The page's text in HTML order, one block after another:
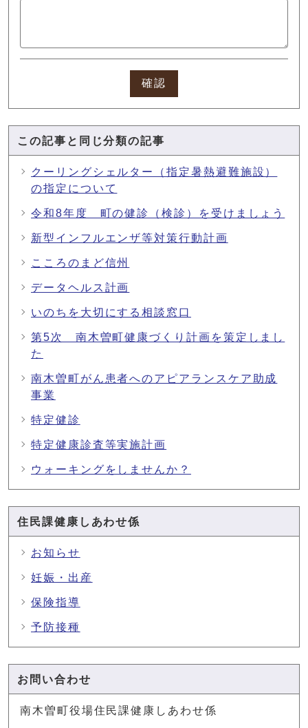
確認
この記事と同じ分類の記事
クーリングシェルター（指定暑熱避難施設）
の指定について
令和8年度 町の健診（検診）を受けましょう
新型インフルエンザ等対策行動計画
こころのまど信州
データヘルス計画
いのちを大切にする相談窓口
第5次 南木曽町健康づくり計画を策定しまし
た
南木曽町がん患者へのアピアランスケア助成
事業
特定健診
特定健康診査等実施計画
ウォーキングをしませんか？
住民課健康しあわせ係
お知らせ
妊娠・出産
保険指導
予防接種
お問い合わせ
南木曽町役場住民課健康しあわせ係